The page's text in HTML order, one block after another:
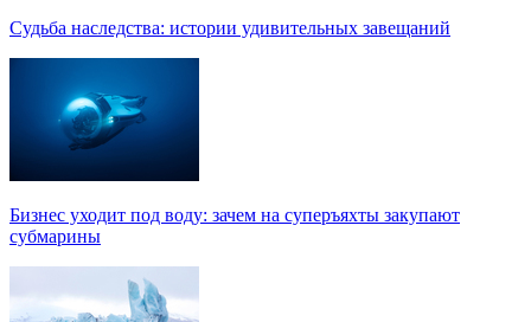
Судьба наследства: истории удивительных завещаний
Бизнес уходит под воду: зачем на суперъяхты закупают
субмарины